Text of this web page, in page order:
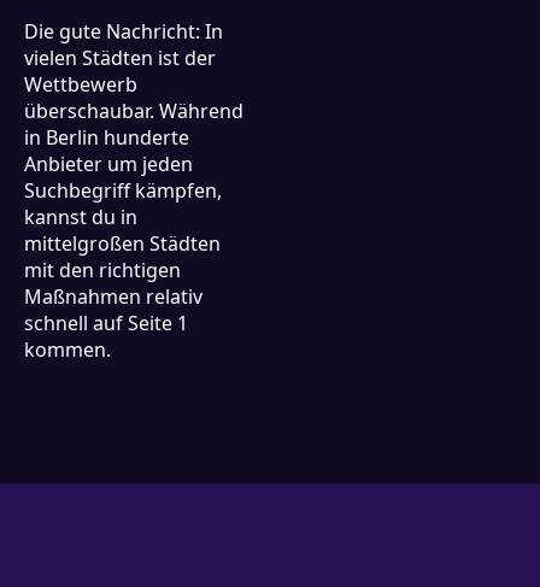
Die gute Nachricht: In
vielen Städten ist der
Wettbewerb
überschaubar. Während
in Berlin hunderte
Anbieter um jeden
Suchbegriff kämpfen,
kannst du in
mittelgroßen Städten
mit den richtigen
Maßnahmen relativ
schnell auf Seite 1
kommen.